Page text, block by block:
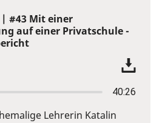
#43 Mit einer
auf einer Privatschule -
40:26
Lehrerin Katalin